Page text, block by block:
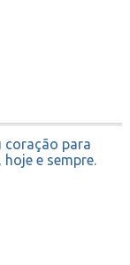
coração para
e sempre.